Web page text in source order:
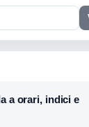
a orari, indici e